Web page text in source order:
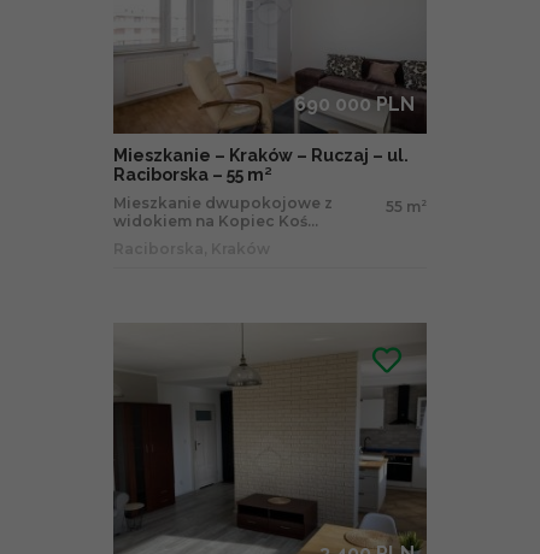
690 000 PLN
Mieszkanie – Kraków – Ruczaj – ul.
Raciborska – 55 m²
Mieszkanie dwupokojowe z
widokiem na Kopiec Koś...
55 m 2